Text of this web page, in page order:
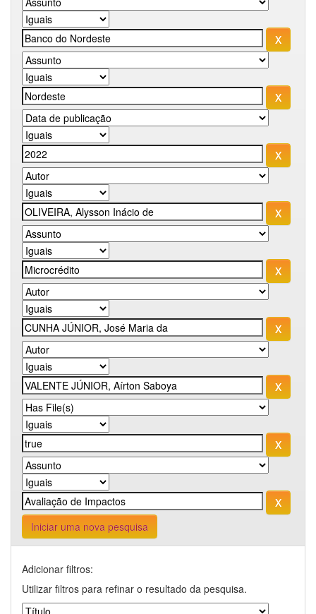
Iniciar uma nova pesquisa
Adicionar filtros:
Utilizar filtros para refinar o resultado da pesquisa.